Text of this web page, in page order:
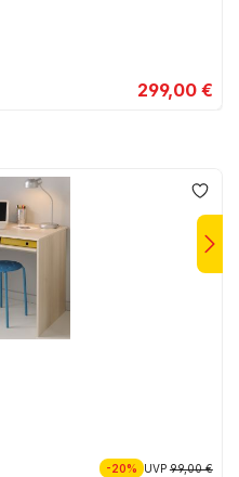
299,00 €
-20% UVP99,00 €